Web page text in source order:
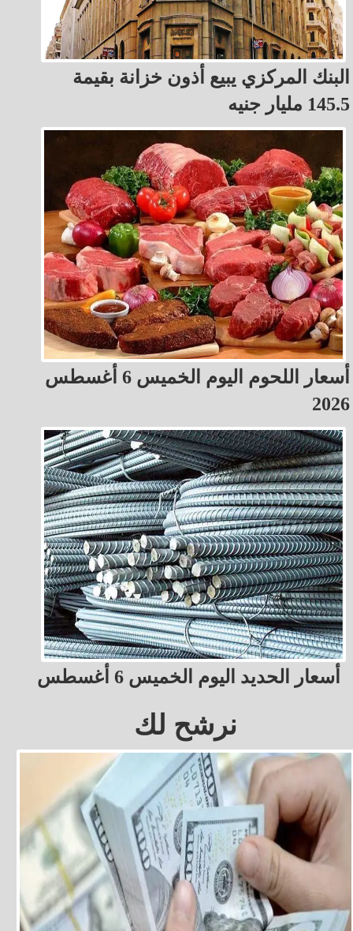
البنك المركزي يبيع أذون خزانة بقيمة
145.5 مليار جنيه
أسعار اللحوم اليوم الخميس 6 أغسطس
2026
أسعار الحديد اليوم الخميس 6 أغسطس
نرشح لك